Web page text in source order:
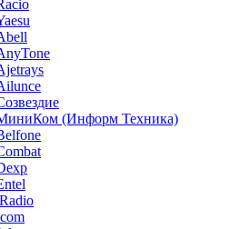
(Информ Техника)